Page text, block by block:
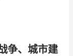
争、城市建